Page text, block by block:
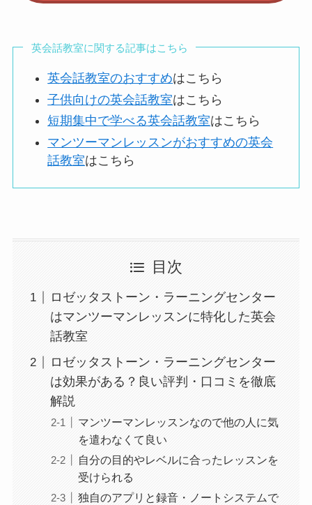
英会話教室に関する記事はこちら
英会話教室のおすすめはこちら
子供向けの英会話教室はこちら
短期集中で学べる英会話教室はこちら
マンツーマンレッスンがおすすめの英会
話教室はこちら
目次
ロゼッタストーン・ラーニングセンター
はマンツーマンレッスンに特化した英会
話教室
ロゼッタストーン・ラーニングセンター
は効果がある？良い評判・口コミを徹底
解説
マンツーマンレッスンなので他の人に気
を遣わなくて良い
自分の目的やレベルに合ったレッスンを
受けられる
独自のアプリと録音・ノートシステムで